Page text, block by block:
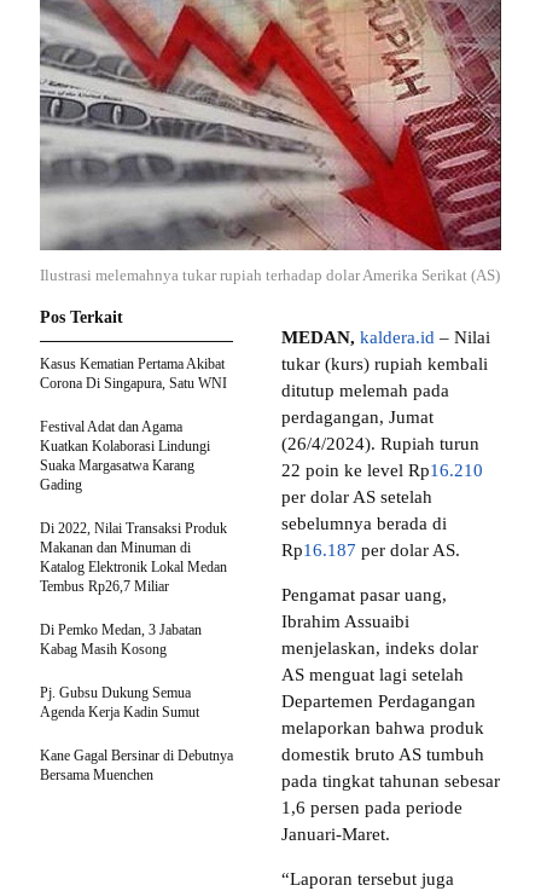
Ilustrasi melemahnya tukar rupiah terhadap dolar Amerika Serikat (AS)
MEDAN, kaldera.id – Nilai
tukar (kurs) rupiah kembali
ditutup melemah pada
perdagangan, Jumat
(26/4/2024). Rupiah turun
22 poin ke level Rp16.210
per dolar AS setelah
sebelumnya berada di
Rp16.187 per dolar AS.
Pengamat pasar uang,
Ibrahim Assuaibi
menjelaskan, indeks dolar
AS menguat lagi setelah
Departemen Perdagangan
melaporkan bahwa produk
domestik bruto AS tumbuh
pada tingkat tahunan sebesar
1,6 persen pada periode
Januari-Maret.
“Laporan tersebut juga
Pos Terkait
Kasus Kematian Pertama Akibat
Corona Di Singapura, Satu WNI
Festival Adat dan Agama
Kuatkan Kolaborasi Lindungi
Suaka Margasatwa Karang
Gading
Di 2022, Nilai Transaksi Produk
Makanan dan Minuman di
Katalog Elektronik Lokal Medan
Tembus Rp26,7 Miliar
Di Pemko Medan, 3 Jabatan
Kabag Masih Kosong
Pj. Gubsu Dukung Semua
Agenda Kerja Kadin Sumut
Kane Gagal Bersinar di Debutnya
Bersama Muenchen